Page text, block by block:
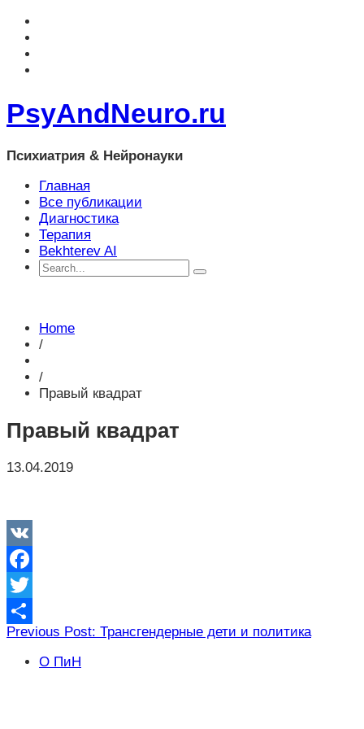
PsyAndNeuro.ru
Психиатрия & Нейронауки
Главная
Все публикации
Диагностика
Терапия
Bekhterev AI
Home
/
/
Правый квадрат
Правый квадрат
13.04.2019
VK
Facebook
Twitter
Отправить
Навигация
по
Previous Post: Трансгендерные дети и политика
О ПиН